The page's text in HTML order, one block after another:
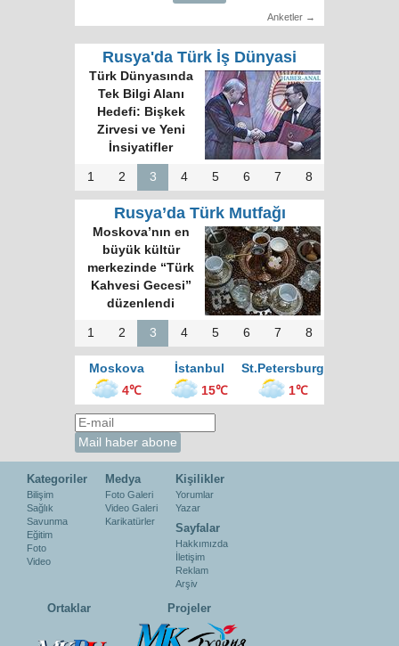
Anketler →
Rusya'da Türk İş Dünyasi
Türk Dünyasında
Tek Bilgi Alanı
Hedefi: Bişkek
Zirvesi ve Yeni
İnsiyatifler
1 2 3 4 5 6 7 8
Rusya’da Türk Mutfağı
Moskova’nın en
büyük kültür
merkezinde “Türk
Kahvesi Gecesi”
düzenlendi
1 2 3 4 5 6 7 8
Moskova İstanbul
St.Petersburg
4℃
15℃ 1℃
Kategoriler
Bilişim
Sağlık
Savunma
Eğitim
Foto
Video
Medya
Foto Galeri
Video Galeri
Karikatürler
Kişilikler
Yorumlar
Yazar
Sayfalar
Hakkımızda
İletişim
Reklam
Arşiv
Ortaklar Projeler